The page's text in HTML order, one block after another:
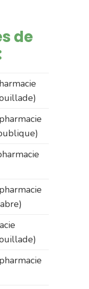
de
pharmacie
pharmacie
pharmacie